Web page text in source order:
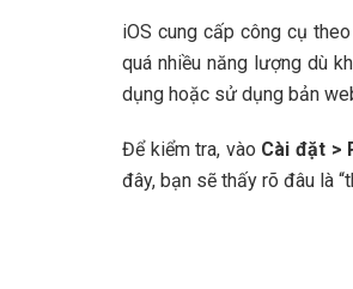
iOS cung cấp công cụ
quá nhiều năng lượng dù
dụng hoặc sử dụng bản
Để kiểm tra, vào Cài đặt >
đây, bạn sẽ thấy rõ đâu là